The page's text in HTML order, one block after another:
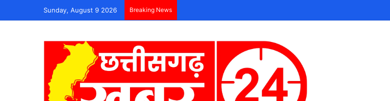
Sunday, August 9 2026 Breaking News